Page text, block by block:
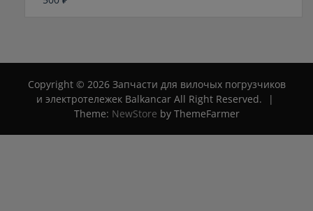
Оценка
Copyright © 2026 Запчасти для вилочых погрузчиков
и электротележек Balkancar All Right Reserved.
|
Theme: NewStore by ThemeFarmer